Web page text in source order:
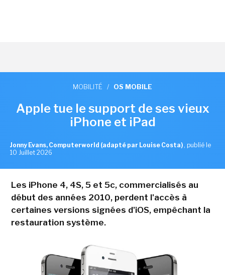
MOBILITÉ / OS MOBILE
Apple tue le support de ses vieux
iPhone et iPad
Jonny Evans, Computerworld (adapté par Louise Costa) , publié le
10 Juillet 2026
Les iPhone 4, 4S, 5 et 5c, commercialisés au
début des années 2010, perdent l'accès à
certaines versions signées d'iOS, empêchant la
restauration système.